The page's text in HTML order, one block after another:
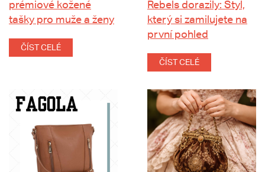
prémiové kožené
tašky pro muže a ženy
ČÍST CELÉ
Rebels dorazily: Styl,
který si zamilujete na
první pohled
ČÍST CELÉ